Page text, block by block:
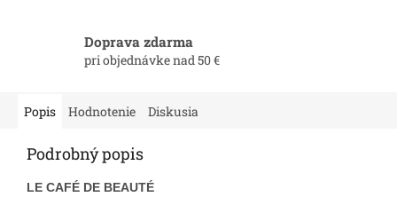
Doprava zdarma
pri objednávke nad 50 €
Popis Hodnotenie Diskusia
Podrobný popis
LE CAFÉ DE BEAUTÉ